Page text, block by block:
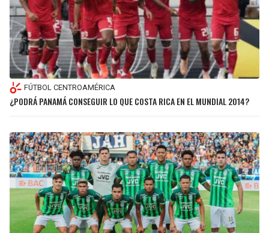
FÚTBOL CENTROAMÉRICA
¿PODRÁ PANAMÁ CONSEGUIR LO QUE COSTA RICA EN EL MUNDIAL 2014?